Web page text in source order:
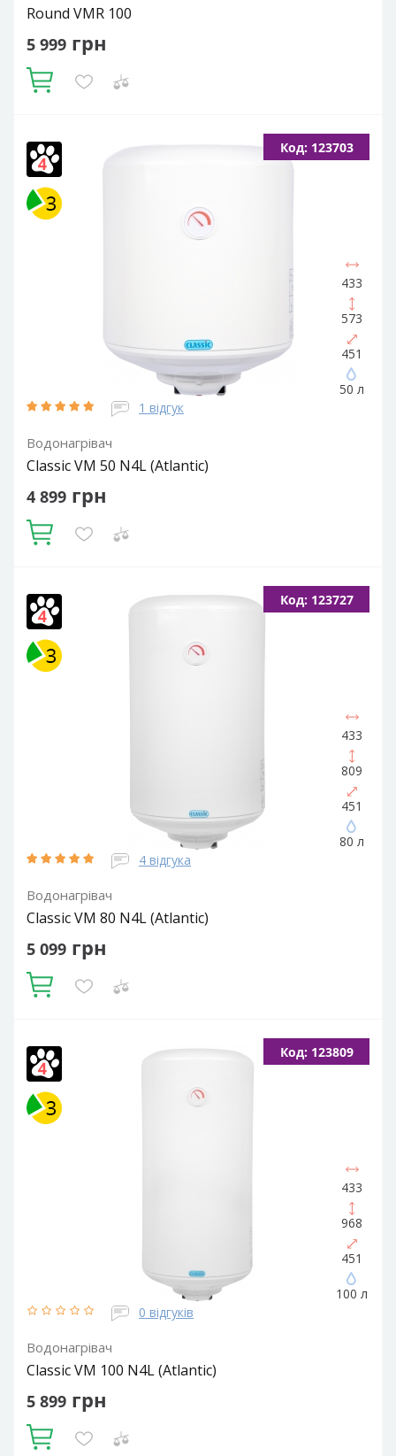
Round VMR 100
5 999 грн
Купити
Вертикальне Тип ТЕНа:
Мокрий
Потужність ТЕНа, Вт:
Тип водонагрівача:
Електричний накопичувальний
Циліндрична
Код: 123703
433
573
451
50 л
1 відгук
Водонагрівач
Classic VM 50 N4L (Atlantic)
4 899 грн
Купити
Вертикальне Тип ТЕНа:
Мокрий
Потужність ТЕНа, Вт:
Тип водонагрівача:
Електричний накопичувальний
Циліндрична
Код: 123727
433
809
451
80 л
4 відгука
Водонагрівач
Classic VM 80 N4L (Atlantic)
5 099 грн
Купити
Вертикальне Тип ТЕНа:
Мокрий
Потужність ТЕНа, Вт:
Тип водонагрівача:
Електричний накопичувальний
Циліндрична
Код: 123809
433
968
451
100 л
0 відгуків
Водонагрівач
Classic VM 100 N4L (Atlantic)
5 899 грн
Купити